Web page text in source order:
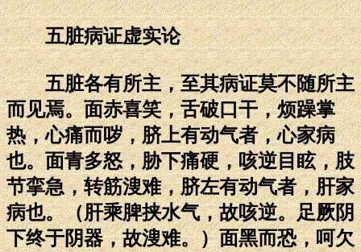
五脏病证虚实论
五脏各有所主，至其病证莫不随所主
而见焉。面赤喜笑，舌破口干，烦躁掌
热，心痛而哕，脐上有动气者，心家病
也。面青多怒，胁下痛硬，咳逆目眩，肢
节挛急，转筋溲难，脐左有动气者，肝家
病也。（肝乘脾挟水气，故咳逆。足厥阴
下终于阴器，故溲难。）面黑而恐，呵欠